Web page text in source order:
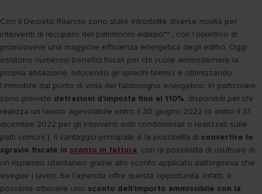
Con il Decreto Rilancio sono state introdotte diverse novità per
interventi di recupero del patrimonio edilizio** , con l’obiettivo di
promuovere una maggiore efficienza energetica degli edifici. Oggi
esistono numerosi benefici fiscali per chi vuole ammodernare la
propria abitazione, riducendo gli sprechi termici e ottimizzando
l’immobile dal punto di vista del fabbisogno energetico. In particolare,
sono previste detrazioni d’imposta fino al 110%, disponibili per chi
realizza un lavoro agevolabile entro il 30 giugno 2022 (o entro il 31
dicembre 2022 per gli interventi edili condominiali o realizzati sulle
parti comuni ). Il vantaggio principale è la possibilità di convertire lo
sgravio fiscale in sconto in fattura, con la possibilità di usufruire di
un risparmio istantaneo grazie allo sconto applicato dall’impresa che
esegue i lavori. Se l’azienda offre questa opportunità, infatti, è
possibile ottenere uno sconto dell’importo ammissibile con la